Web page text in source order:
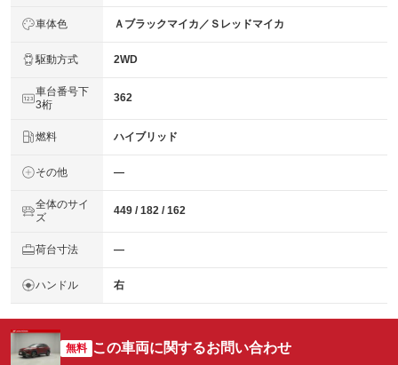
車体色 Ａブラックマイカ／Ｓレッドマイカ
駆動方式 2WD
車台番号下
3桁
362
燃料 ハイブリッド
その他 ―
全体のサイ
ズ
449 / 182 / 162
荷台寸法 ―
ハンドル 右
無料 この車両に関するお問い合わせ